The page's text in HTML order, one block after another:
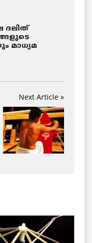
ദലിത്
മാധ്യമ
Next Article »